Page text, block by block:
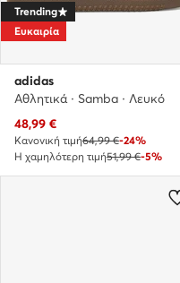
Trending
Ευκαιρία
adidas
Αθλητικά · Samba · Λευκό
Τρέχουσα τιμή
48,99 €
Κανονική τιμή64,99 €-24%
Η χαμηλότερη τιμή51,99 €-5%